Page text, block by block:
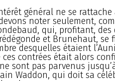
général ne se
noter seulement,
qui, profitant,
et Brunehaut,
desquelles étaient
contrées était alors
sont pas parvenus
Waddon, qui doit sa